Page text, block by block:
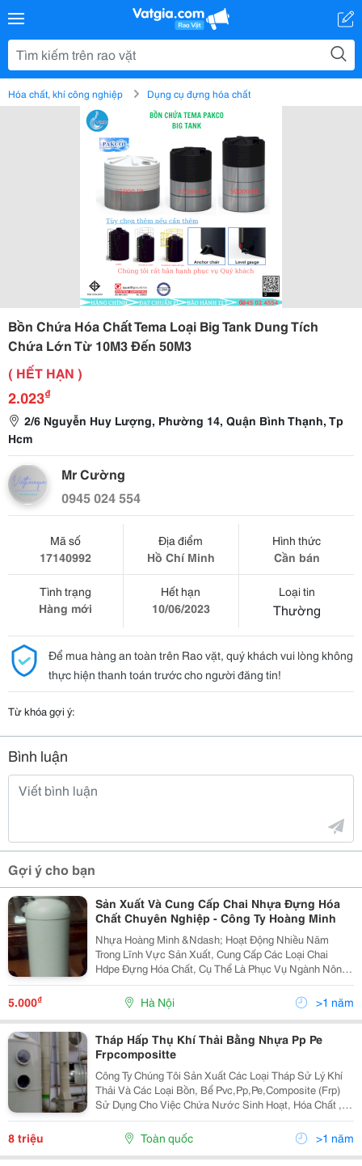
Hóa chất, khí công nghiệp Dụng cụ đựng hóa chất
Bồn Chứa Hóa Chất Tema Loại Big Tank Dung Tích
Chứa Lớn Từ 10M3 Đến 50M3
( HẾT HẠN )
2.023₫
2/6 Nguyễn Huy Lượng, Phường 14, Quận Bình Thạnh, Tp
Hcm
Mr Cường
0945 024 554
Mã số
17140992
Địa điểm
Hồ Chí Minh
Hình thức
Cần bán
Tình trạng
Hàng mới
Hết hạn
10/06/2023
Loại tin
Thường
Để mua hàng an toàn trên Rao vặt, quý khách vui lòng không
thực hiện thanh toán trước cho người đăng tin!
Từ khóa gợi ý:
Bình luận
Gợi ý cho bạn
Sản Xuất Và Cung Cấp Chai Nhựa Đựng Hóa
Chất Chuyên Nghiệp - Công Ty Hoàng Minh
Nhựa Hoàng Minh &Ndash; Hoạt Động Nhiều Năm
Trong Lĩnh Vực Sản Xuất, Cung Cấp Các Loại Chai
Hdpe Đựng Hóa Chất, Cụ Thể Là Phục Vụ Ngành Nông
Dược, Dược Phẩm, Mỹ Phẩm Các Loại Chai Cung Cấp
Ra Thị Trường Như Chai Đựng Phân Bón, Chai Đựng
Thuốc Bvtv
5.000₫ Hà Nội >1 năm
Tháp Hấp Thụ Khí Thải Bằng Nhựa Pp Pe
Frpcompositte
Công Ty Chúng Tôi Sản Xuất Các Loại Tháp Sử Lý Khí
Thải Và Các Loại Bồn, Bể Pvc,Pp,Pe,Composite (Frp)
Sử Dụng Cho Việc Chứa Nước Sinh Hoạt, Hóa Chất ,
Bể Xử Lý Nước Thải Công Nghiệp Và Dân Dụng; Các
Ống Dẫn Hóa Chất. Sản Phẩm Của Chúng Tôi Được
8 triệu Toàn quốc >1 năm